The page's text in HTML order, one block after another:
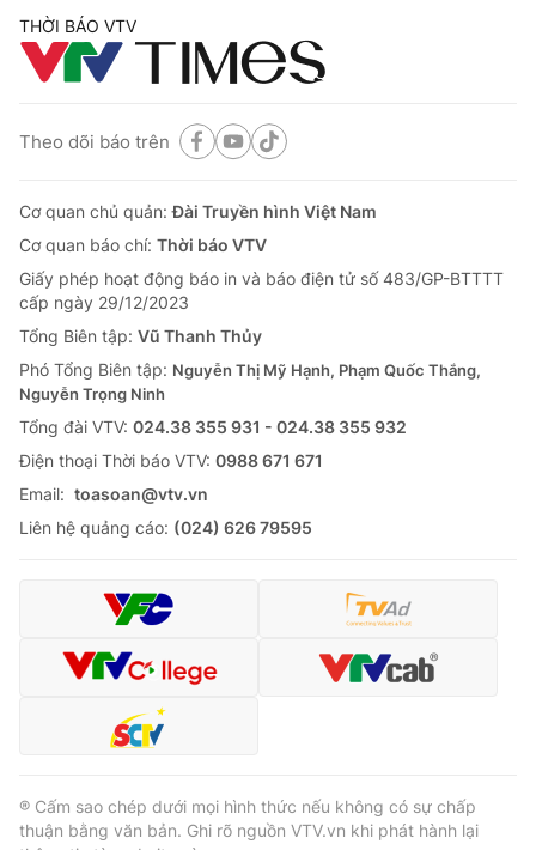
Phim VTV
Hậu trường
Giải sao mai
Giải trí
Điện ảnh
Âm nhạc
Du lịch
Làm đẹp
Chất lượng cuộc sống
Tuyển sinh
Học trực tuyến
Công nghệ
Hitech Công nghệ tương lai
Sản phẩm
Thị trường
Tư vấn
Giao lưu trực tuyến
Lịch phát sóng
Chuyên mục khác
Emagazine Podcast
Video Shorts video
VTV Money
VTV Sức khoẻ Bất động sản
THỜI BÁO VTV
Theo dõi báo trên
Cơ quan chủ quản:Đài Truyền hình Việt Nam
Cơ quan báo chí: Thời báo VTV
Giấy phép hoạt động báo in và báo điện tử số 483/GP-BTTTT
cấp ngày 29/12/2023
Tổng Biên tập: Vũ Thanh Thủy
Phó Tổng Biên tập: Nguyễn Thị Mỹ Hạnh, Phạm Quốc Thắng,
Nguyễn Trọng Ninh
Tổng đài VTV: 024.38 355 931 - 024.38 355 932
Ðiện thoại Thời báo VTV: 0988 671 671
Email: toasoan@vtv.vn
Liên hệ quảng cáo: (024) 626 79595
® Cấm sao chép dưới mọi hình thức nếu không có sự chấp
thuận bằng văn bản. Ghi rõ nguồn VTV.vn khi phát hành lại